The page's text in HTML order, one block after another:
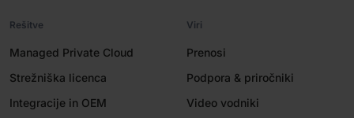
Rešitve
Managed Private Cloud
Strežniška licenca
Integracije in OEM
Viri
Prenosi
Podpora & priročniki
Video vodniki